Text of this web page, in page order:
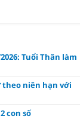
Tuổi Thân làm
theo niên hạn với
con số